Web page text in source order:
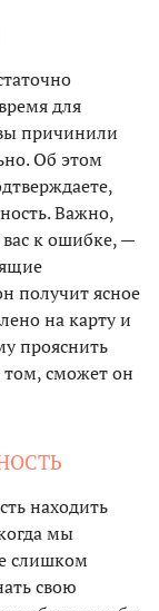
для
причинили
Об этом
Важно,
к ошибке, —
получит ясное
на карту и
прояснить
сможет он
находить
мы
слишком
свою